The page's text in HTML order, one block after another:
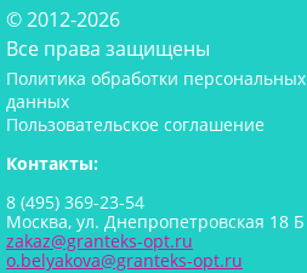
© 2012-2026
Все права защищены
Политика обработки персональных
данных
Пользовательское соглашение
Контакты:
8 (495) 369-23-54
Москва, ул. Днепропетровская 18 Б
zakaz@granteks-opt.ru
o.belyakova@granteks-opt.ru